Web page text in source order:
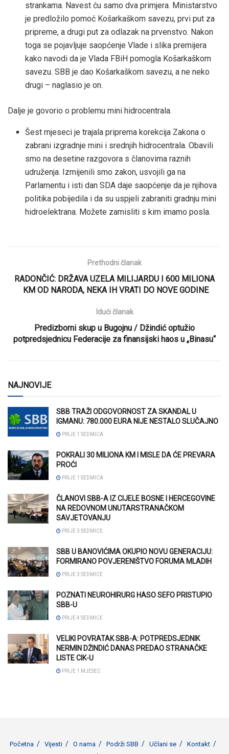
strankama. Navest ću samo dva primjera. Ministarstvo
je predložilo pomoć Košarkaškom savezu, prvi put za
pripreme, a drugi put za odlazak na prvenstvo. Nakon
toga se pojavljuje saopćenje Vlade i slika premijera
kako navodi da je Vlada FBiH pomogla Košarkaškom
savezu. SBB je dao Košarkaškom savezu, a ne neko
drugi – naglasio je on.
Dalje je govorio o problemu mini hidrocentrala.
Šest mjeseci je trajala priprema korekcija Zakona o
zabrani izgradnje mini i srednjih hidrocentrala. Obavili
smo na desetine razgovora s članovima raznih
udruženja. Izmijenili smo zakon, usvojili ga na
Parlamentu i isti dan SDA daje saopćenje da je njihova
politika pobijedila i da su uspjeli zabraniti gradnju mini
hidroelektrana. Možete zamisliti s kim imamo posla.
Prethodni članak
RADONČIĆ: DRŽAVA UZELA MILIJARDU I 600 MILIONA
KM OD NARODA, NEKA IH VRATI DO NOVE GODINE
Idući članak
Predizborni skup u Bugojnu / Džindić optužio
potpredsjednicu Federacije za finansijski haos u „Binasu“
NAJNOVIJE
SBB TRAŽI ODGOVORNOST ZA SKANDAL U
IGMANU: 780.000 EURA NIJE NESTALO SLUČAJNO
PRIJE 1 SEDMICA
POKRALI 30 MILIONA KM I MISLE DA ĆE PREVARA
PROĆI
PRIJE 1 SEDMICA
ČLANOVI SBB-A IZ CIJELE BOSNE I HERCEGOVINE
NA REDOVNOM UNUTARSTRANAČKOM
SAVJETOVANJU
PRIJE 3 SEDMICE
SBB U BANOVIĆIMA OKUPIO NOVU GENERACIJU:
FORMIRANO POVJERENIŠTVO FORUMA MLADIH
PRIJE 3 SEDMICE
POZNATI NEUROHIRURG HASO SEFO PRISTUPIO
SBB-U
PRIJE 4 SEDMICE
VELIKI POVRATAK SBB-A: POTPREDSJEDNIK
NERMIN DŽINDIĆ DANAS PREDAO STRANAČKE
LISTE CIK-U
PRIJE 1 MJESEC
Početna Vijesti O nama Podrži SBB Učlani se
Kontakt